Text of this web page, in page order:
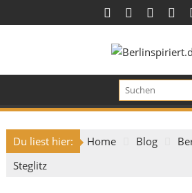
to
Du liest hier: Home Blog
Steglitz